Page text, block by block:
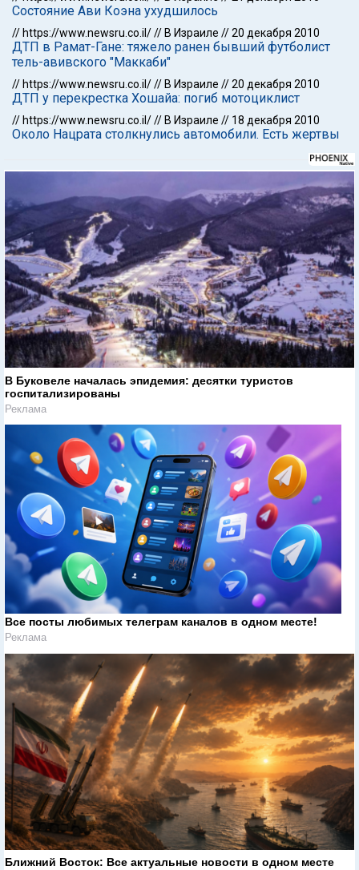
Состояние Ави Коэна ухудшилось
// https://www.newsru.co.il/// В Израиле //20 декабря 2010
ДТП в Рамат-Гане: тяжело ранен бывший футболист
тель-авивского "Маккаби"
// https://www.newsru.co.il/// В Израиле //20 декабря 2010
ДТП у перекрестка Хошайа: погиб мотоциклист
// https://www.newsru.co.il/// В Израиле // 18 декабря 2010
Около Нацрата столкнулись автомобили. Есть жертвы
В Буковеле началась эпидемия: десятки туристов
госпитализированы
Реклама
Все посты любимых телеграм каналов в одном месте!
Реклама
Ближний Восток: Все актуальные новости в одном месте